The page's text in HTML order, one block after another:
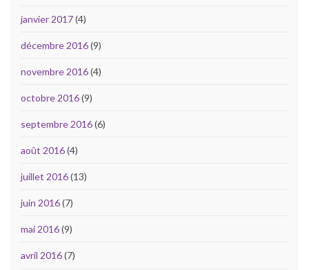
janvier 2017(4)
décembre 2016(9)
novembre 2016(4)
octobre 2016(9)
septembre 2016(6)
août 2016(4)
juillet 2016(13)
juin 2016(7)
mai 2016(9)
avril 2016(7)